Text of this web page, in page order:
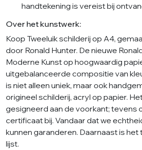
handtekening is vereist bij
Over het kunstwerk:
Koop Tweeluik schilderij op A4,
door Ronald Hunter. De nieuwe
Moderne Kunst op hoogwaardig
uitgebalanceerde compositie van
is niet alleen uniek, maar ook
origineel schilderij, acryl op papier.
gesigneerd aan de voorkant; tevens
certificaat bij. Vandaar dat we
kunnen garanderen. Daarnaast is het
lijst.